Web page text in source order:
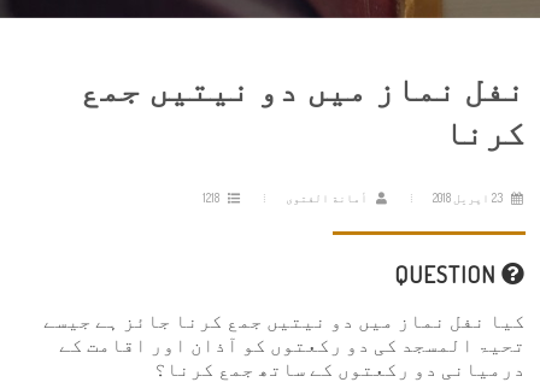
نفل نماز میں دو نیتیں جمع
کرنا
أمانة الفتوى
کیا نفل نماز میں دو نیتیں جمع کرنا جائز ہے جیسے
تحیۃ المسجد کی دو رکعتوں کو آذان اور اقامت کے
درمیانی دو رکعتوں کے ساتھ جمع کرنا؟